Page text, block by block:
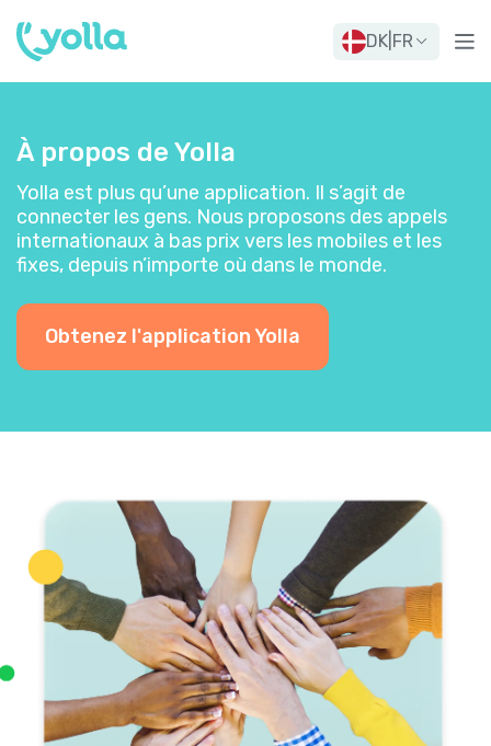
DK FR
À propos de Yolla
Yolla est plus qu’une application. Il s’agit de
connecter les gens. Nous proposons des appels
internationaux à bas prix vers les mobiles et les
fixes, depuis n’importe où dans le monde.
Obtenez l'application Yolla